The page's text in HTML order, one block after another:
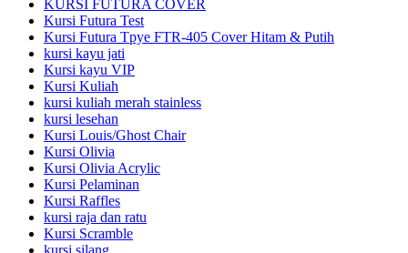
KURSI FUTURA COVER
Kursi Futura Test
Kursi Futura Tpye FTR-405 Cover Hitam & Putih
kursi kayu jati
Kursi kayu VIP
Kursi Kuliah
kursi kuliah merah stainless
kursi lesehan
Kursi Louis/Ghost Chair
Kursi Olivia
Kursi Olivia Acrylic
Kursi Pelaminan
Kursi Raffles
kursi raja dan ratu
Kursi Scramble